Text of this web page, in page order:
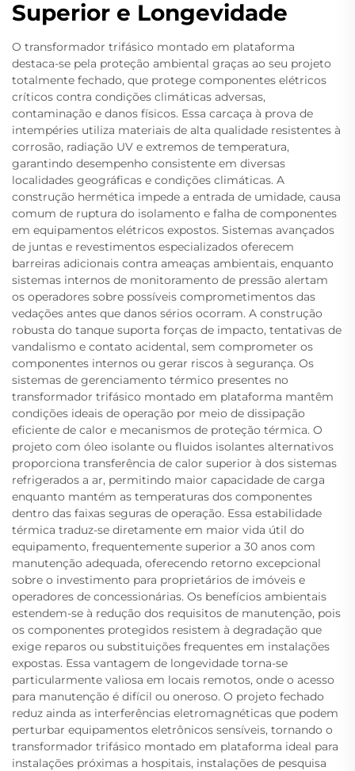
Superior e Longevidade
O transformador trifásico montado em plataforma
destaca-se pela proteção ambiental graças ao seu projeto
totalmente fechado, que protege componentes elétricos
críticos contra condições climáticas adversas,
contaminação e danos físicos. Essa carcaça à prova de
intempéries utiliza materiais de alta qualidade resistentes à
corrosão, radiação UV e extremos de temperatura,
garantindo desempenho consistente em diversas
localidades geográficas e condições climáticas. A
construção hermética impede a entrada de umidade, causa
comum de ruptura do isolamento e falha de componentes
em equipamentos elétricos expostos. Sistemas avançados
de juntas e revestimentos especializados oferecem
barreiras adicionais contra ameaças ambientais, enquanto
sistemas internos de monitoramento de pressão alertam
os operadores sobre possíveis comprometimentos das
vedações antes que danos sérios ocorram. A construção
robusta do tanque suporta forças de impacto, tentativas de
vandalismo e contato acidental, sem comprometer os
componentes internos ou gerar riscos à segurança. Os
sistemas de gerenciamento térmico presentes no
transformador trifásico montado em plataforma mantêm
condições ideais de operação por meio de dissipação
eficiente de calor e mecanismos de proteção térmica. O
projeto com óleo isolante ou fluidos isolantes alternativos
proporciona transferência de calor superior à dos sistemas
refrigerados a ar, permitindo maior capacidade de carga
enquanto mantém as temperaturas dos componentes
dentro das faixas seguras de operação. Essa estabilidade
térmica traduz-se diretamente em maior vida útil do
equipamento, frequentemente superior a 30 anos com
manutenção adequada, oferecendo retorno excepcional
sobre o investimento para proprietários de imóveis e
operadores de concessionárias. Os benefícios ambientais
estendem-se à redução dos requisitos de manutenção, pois
os componentes protegidos resistem à degradação que
exige reparos ou substituições frequentes em instalações
expostas. Essa vantagem de longevidade torna-se
particularmente valiosa em locais remotos, onde o acesso
para manutenção é difícil ou oneroso. O projeto fechado
reduz ainda as interferências eletromagnéticas que podem
perturbar equipamentos eletrônicos sensíveis, tornando o
transformador trifásico montado em plataforma ideal para
instalações próximas a hospitais, instalações de pesquisa